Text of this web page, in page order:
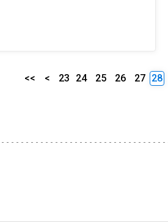
<< < 23 24 25 26 27 28